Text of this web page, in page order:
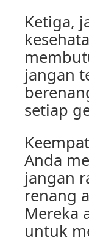
Ketiga,
jangan
setiap
Anda
jangan
renang
Mereka
untuk